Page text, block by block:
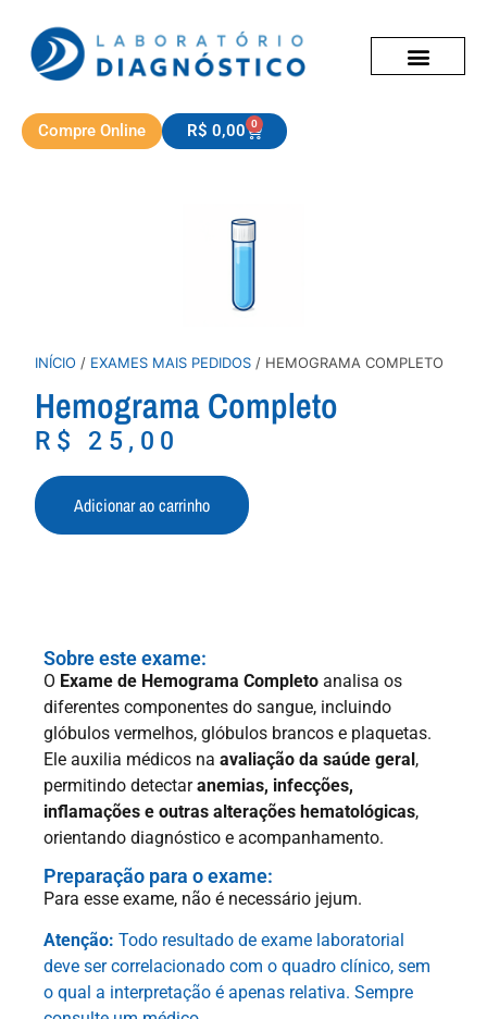
Compre Online R$ 0,00 0
INÍCIO / EXAMES MAIS PEDIDOS / HEMOGRAMA COMPLETO
Hemograma Completo
R$ 25,00
Adicionar ao carrinho
Sobre este exame:
O Exame de Hemograma Completo analisa os
diferentes componentes do sangue, incluindo
glóbulos vermelhos, glóbulos brancos e plaquetas.
Ele auxilia médicos na avaliação da saúde geral,
permitindo detectaranemias, infecções,
inflamações e outras alterações hematológicas,
orientando diagnóstico e acompanhamento.
Preparação para o exame:
Para esse exame, não é necessário jejum.
Atenção: Todo resultado de exame laboratorial
deve ser correlacionado com o quadro clínico, sem
o qual a interpretação é apenas relativa. Sempre